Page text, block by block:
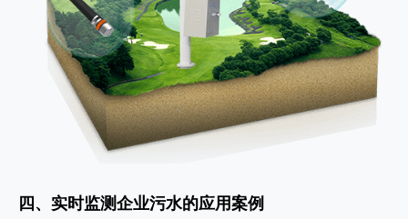
四、实时监测企业污水的应用案例